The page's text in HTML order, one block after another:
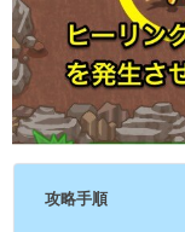
攻略手順